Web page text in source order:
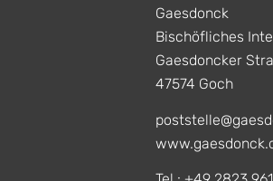
Gaesdonck
Bischöfliches
Gaesdoncker
47574 Goch